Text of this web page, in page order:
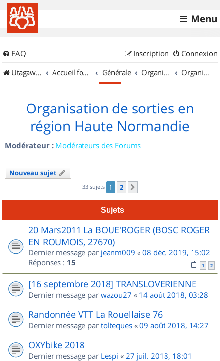
Menu
FAQ Connexion
Inscription
UtagawaVTT (Randos VTT et VTTAE avec traces GPS)
Accueil forum Générale Organisation de sorties & Recherche de partenaires Organisation de sorties en région Haute Normandie
Organisation de sorties en
région Haute Normandie
Modérateur : Modérateurs des Forums
Nouveau sujet
33 sujets 1 2
Sujets
20 Mars2011 La BOUE'ROGER (BOSC ROGER
EN ROUMOIS, 27670)
Dernier message par jeanm009 « 08 déc. 2019, 15:02
Réponses : 15 1 2
[16 septembre 2018] TRANSLOVERIENNE
Dernier message par wazou27 « 14 août 2018, 03:28
Randonnée VTT La Rouellaise 76
Dernier message par tolteques « 09 août 2018, 14:27
OXYbike 2018
Dernier message par Lespi « 27 juil. 2018, 18:01